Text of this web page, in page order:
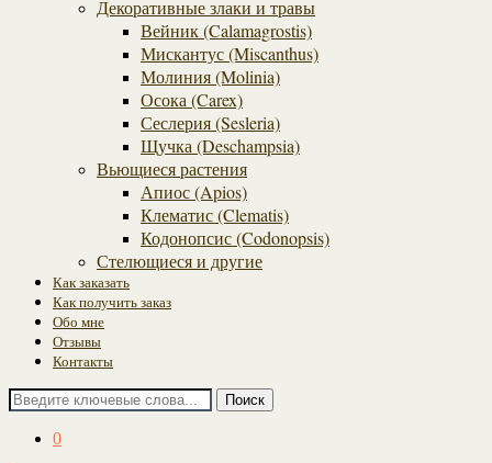
Декоративные злаки и травы
Вейник (Calamagrostis)
Мискантус (Miscanthus)
Молиния (Molinia)
Осока (Carex)
Сеслерия (Sesleria)
Щучка (Deschampsia)
Вьющиеся растения
Апиос (Apios)
Клематис (Clematis)
Кодонопсис (Codonopsis)
Стелющиеся и другие
Как заказать
Как получить заказ
Обо мне
Отзывы
Контакты
Поиск
0